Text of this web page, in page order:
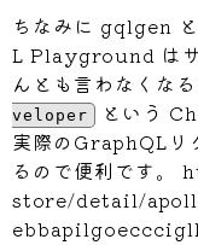
ちなみに gqlgen
L Playground はサ
んとも言わなくな
veloper
という
実際のGraphQLリ
るので便利です
store/detail/